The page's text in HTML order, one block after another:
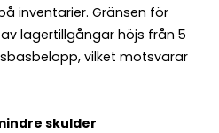
inventarier. Gränsen för
lagertillgångar höjs från 5
vilket motsvarar
skulder